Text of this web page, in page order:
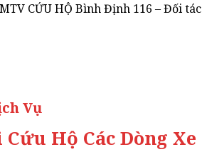
CỨU HỘ Bình Định 116 – Đối
Vụ
Cứu Hộ Các Dòng